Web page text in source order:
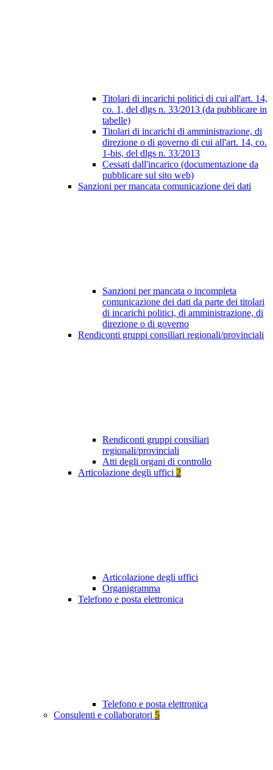
Titolari di incarichi politici di cui all'art. 14,
co. 1, del dlgs n. 33/2013 (da pubblicare in
tabelle)
Titolari di incarichi di amministrazione, di
direzione o di governo di cui all'art. 14, co.
1-bis, del dlgs n. 33/2013
Cessati dall'incarico (documentazione da
pubblicare sul sito web)
Sanzioni per mancata comunicazione dei dati
Sanzioni per mancata o incompleta
comunicazione dei dati da parte dei titolari
di incarichi politici, di amministrazione, di
direzione o di governo
Rendiconti gruppi consiliari regionali/provinciali
Rendiconti gruppi consiliari
regionali/provinciali
Atti degli organi di controllo
Articolazione degli uffici 2
Articolazione degli uffici
Organigramma
Telefono e posta elettronica
Telefono e posta elettronica
Consulenti e collaboratori 5